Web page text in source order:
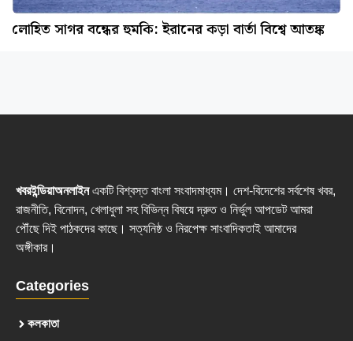
লোহিত সাগর বন্ধের হুমকি: ইরানের কড়া বার্তা বিশ্বে আতঙ্ক
খবরইন্ডিয়াঅনলাইনএকটি বিশ্বস্ত বাংলা সংবাদমাধ্যম। দেশ-বিদেশের সর্বশেষ খবর,
রাজনীতি, বিনোদন, খেলাধুলা সহ বিভিন্ন বিষয়ে দ্রুত ও নির্ভুল আপডেট আমরা
পৌঁছে দিই পাঠকদের কাছে। সত্যনিষ্ঠ ও নিরপেক্ষ সাংবাদিকতাই আমাদের
অঙ্গীকার।
Categories
কলকাতা